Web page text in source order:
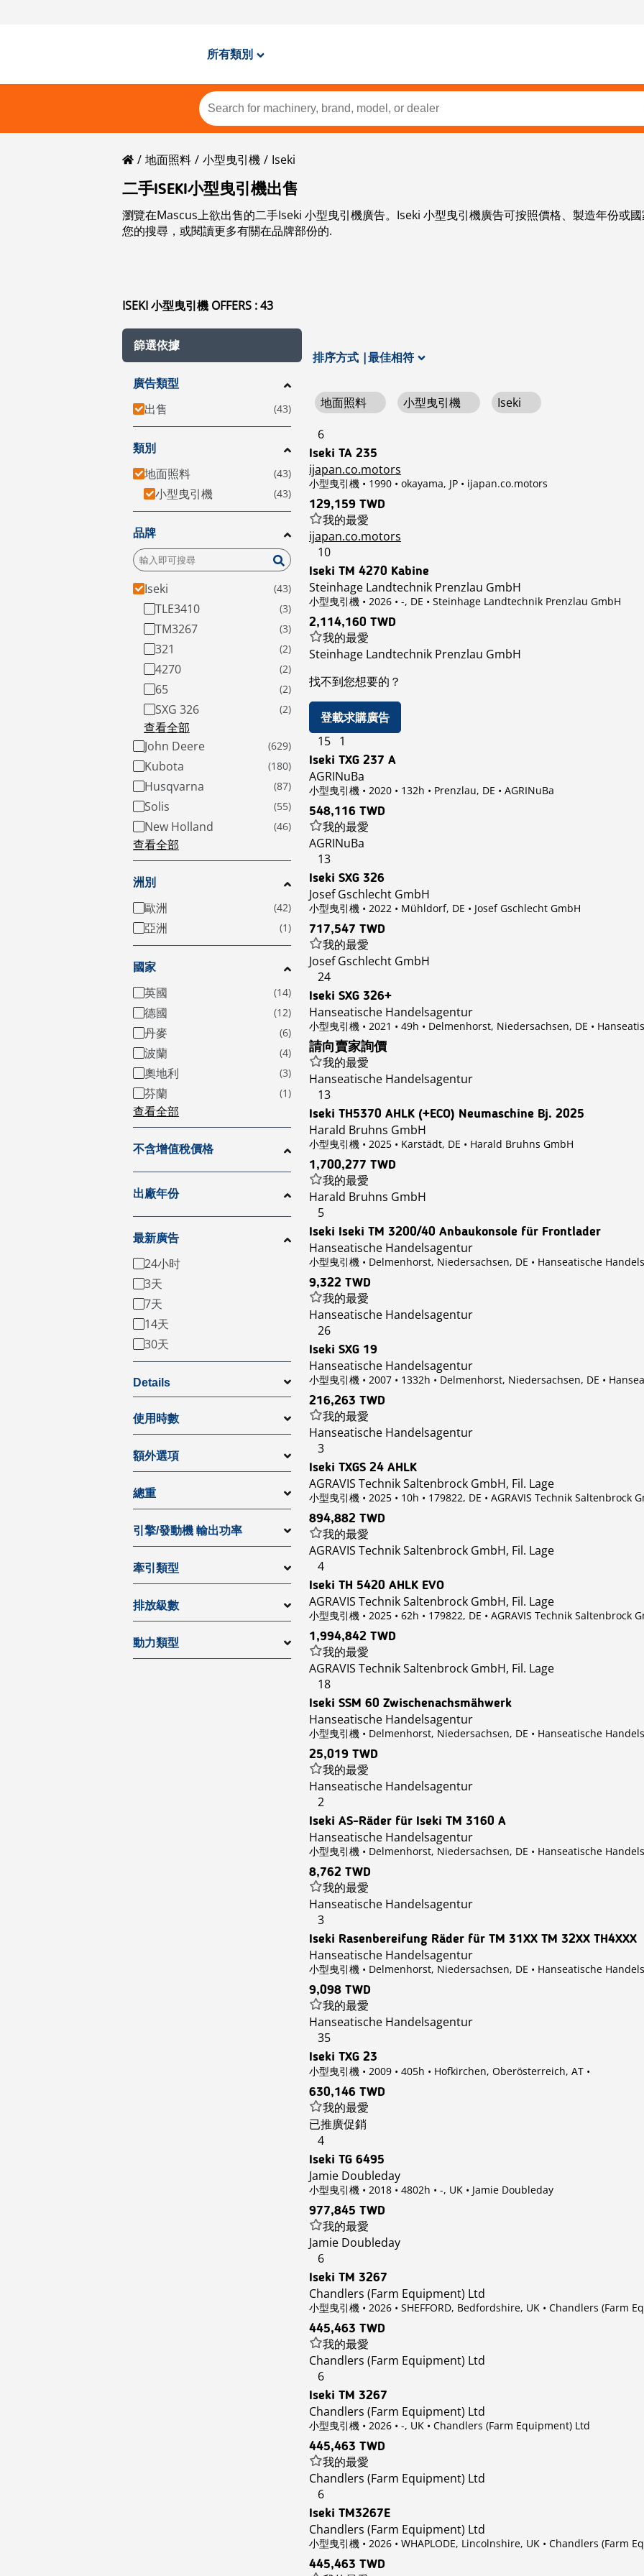
所有類別
地面照料 小型曳引機
Iseki
二手ISEKI小型曳引機出售
瀏覽在Mascus上欲出售的二手Iseki 小型曳引機廣告。Iseki 小型曳引機廣告可按照價格、製造年份或
您的搜尋，或閱讀更多有關在品牌部份的.
ISEKI 小型曳引機 OFFERS : 43
篩選依據
廣告類型
出售
類別
地面照料
小型曳引機
品牌
Iseki
TLE3410
TM3267
321
4270
65
SXG 326
查看全部
John Deere
Kubota
Husqvarna
Solis
New Holland
查看全部
洲別
歐洲
亞洲
國家
英國
德國
丹麥
波蘭
奧地利
芬蘭
查看全部
不含增值稅價格
出廠年份
最新廣告
24小时
3天
7天
14天
30天
Details
使用時數
額外選項
總重
引擎/發動機 輸出功率
牽引類型
排放級數
動力類型
排序方式 |最佳相符
地面照料 小型曳引機
Iseki
6
Iseki TA 235
ijapan.co.motors
小型曳引機 • 1990 • okayama, JP • ijapan.co.motors
129,159 TWD
我的最愛
ijapan.co.motors
10
Iseki TM 4270 Kabine
Steinhage Landtechnik Prenzlau GmbH
小型曳引機 • 2026 • -, DE • Steinhage Landtechnik Prenzlau GmbH
2,114,160 TWD
我的最愛
Steinhage Landtechnik Prenzlau GmbH
找不到您想要的？
登載求購廣告
15 1
Iseki TXG 237 A
AGRINuBa
小型曳引機 • 2020 • 132h • Prenzlau, DE • AGRINuBa
548,116 TWD
我的最愛
AGRINuBa
13
Iseki SXG 326
Josef Gschlecht GmbH
小型曳引機 • 2022 • Mühldorf, DE • Josef Gschlecht GmbH
717,547 TWD
我的最愛
Josef Gschlecht GmbH
24
Iseki SXG 326+
Hanseatische Handelsagentur
小型曳引機 • 2021 • 49h • Delmenhorst, Niedersachsen, DE •
請向賣家詢價
我的最愛
Hanseatische Handelsagentur
13
Iseki TH5370 AHLK (+ECO) Neumaschine Bj. 2025
Harald Bruhns GmbH
小型曳引機 • 2025 • Karstädt, DE • Harald Bruhns GmbH
1,700,277 TWD
我的最愛
Harald Bruhns GmbH
5
Iseki Iseki TM 3200/40 Anbaukonsole für Frontlader
Hanseatische Handelsagentur
小型曳引機 • Delmenhorst, Niedersachsen, DE • Hanseatische
9,322 TWD
我的最愛
Hanseatische Handelsagentur
26
Iseki SXG 19
Hanseatische Handelsagentur
小型曳引機 • 2007 • 1332h • Delmenhorst, Niedersachsen, DE •
216,263 TWD
我的最愛
Hanseatische Handelsagentur
3
Iseki TXGS 24 AHLK
AGRAVIS Technik Saltenbrock GmbH, Fil. Lage
小型曳引機 • 2025 • 10h • 179822, DE • AGRAVIS Technik Saltenbrock
894,882 TWD
我的最愛
AGRAVIS Technik Saltenbrock GmbH, Fil. Lage
4
Iseki TH 5420 AHLK EVO
AGRAVIS Technik Saltenbrock GmbH, Fil. Lage
小型曳引機 • 2025 • 62h • 179822, DE • AGRAVIS Technik Saltenbrock
1,994,842 TWD
我的最愛
AGRAVIS Technik Saltenbrock GmbH, Fil. Lage
18
Iseki SSM 60 Zwischenachsmähwerk
Hanseatische Handelsagentur
小型曳引機 • Delmenhorst, Niedersachsen, DE • Hanseatische
25,019 TWD
我的最愛
Hanseatische Handelsagentur
2
Iseki AS-Räder für Iseki TM 3160 A
Hanseatische Handelsagentur
小型曳引機 • Delmenhorst, Niedersachsen, DE • Hanseatische
8,762 TWD
我的最愛
Hanseatische Handelsagentur
3
Iseki Rasenbereifung Räder für TM 31XX TM 32XX TH4XXX
Hanseatische Handelsagentur
小型曳引機 • Delmenhorst, Niedersachsen, DE • Hanseatische
9,098 TWD
我的最愛
Hanseatische Handelsagentur
35
Iseki TXG 23
小型曳引機 • 2009 • 405h • Hofkirchen, Oberösterreich, AT •
630,146 TWD
我的最愛
已推廣促銷
4
Iseki TG 6495
Jamie Doubleday
小型曳引機 • 2018 • 4802h • -, UK • Jamie Doubleday
977,845 TWD
我的最愛
Jamie Doubleday
6
Iseki TM 3267
Chandlers (Farm Equipment) Ltd
小型曳引機 • 2026 • SHEFFORD, Bedfordshire, UK • Chandlers (Farm
445,463 TWD
我的最愛
Chandlers (Farm Equipment) Ltd
6
Iseki TM 3267
Chandlers (Farm Equipment) Ltd
小型曳引機 • 2026 • -, UK • Chandlers (Farm Equipment) Ltd
445,463 TWD
我的最愛
Chandlers (Farm Equipment) Ltd
6
Iseki TM3267E
Chandlers (Farm Equipment) Ltd
小型曳引機 • 2026 • WHAPLODE, Lincolnshire, UK • Chandlers (Farm
445,463 TWD